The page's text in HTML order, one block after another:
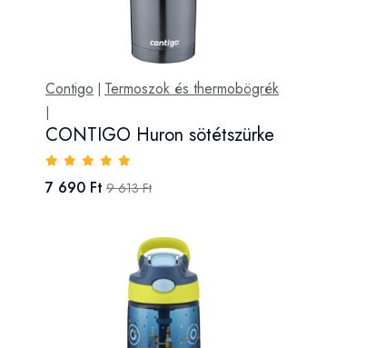
Contigo Termoszok és thermobögrék
CONTIGO Huron sötétszürke
7 690 Ft 9 613 Ft